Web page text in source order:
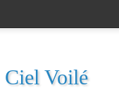
Ciel Voilé